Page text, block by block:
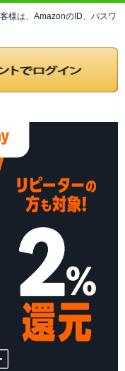
様は、AmazonのID、パスワ